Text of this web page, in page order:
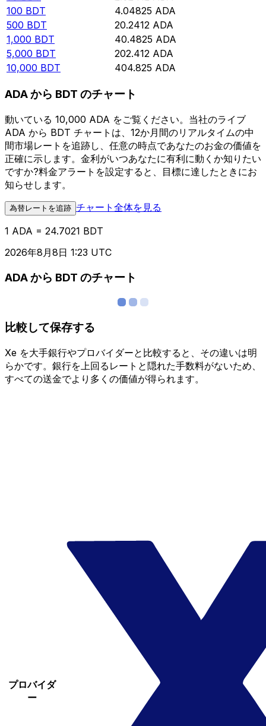
100 BDT 4.04825 ADA
500 BDT 20.2412 ADA
1,000 BDT 40.4825 ADA
5,000 BDT 202.412 ADA
10,000 BDT 404.825 ADA
ADA から BDT のチャート
動いている 10,000 ADA をご覧ください。当社のライブ
ADA から BDT チャートは、12か月間のリアルタイムの中
間市場レートを追跡し、任意の時点であなたのお金の価値を
正確に示します。金利がいつあなたに有利に動くか知りたい
ですか?料金アラートを設定すると、目標に達したときにお
知らせします。
為替レートを追跡 チャート全体を見る
1 ADA = 24.7021 BDT
2026年8月8日 1:23 UTC
ADA から BDT のチャート
比較して保存する
Xe を大手銀行やプロバイダーと比較すると、その違いは明
らかです。銀行を上回るレートと隠れた手数料がないため、
すべての送金でより多くの価値が得られます。
プロバイダ
ー